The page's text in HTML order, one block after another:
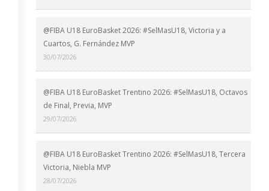
@FIBA U18 EuroBasket 2026: #SelMasU18, Victoria y a
Cuartos, G. Fernández MVP
30/07/2026
@FIBA U18 EuroBasket Trentino 2026: #SelMasU18, Octavos
de Final, Previa, MVP
29/07/2026
@FIBA U18 EuroBasket Trentino 2026: #SelMasU18, Tercera
Victoria, Niebla MVP
28/07/2026